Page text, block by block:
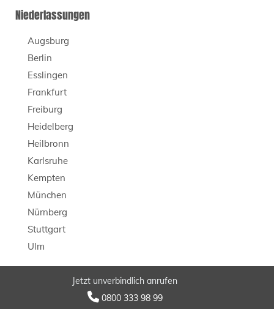
Jetzt unverbindlich anrufen
0800 333 98 99
Niederlassungen
Augsburg
Berlin
Esslingen
Frankfurt
Freiburg
Heidelberg
Heilbronn
Karlsruhe
Kempten
München
Nürnberg
Stuttgart
Ulm
© 2026 LB Detektei